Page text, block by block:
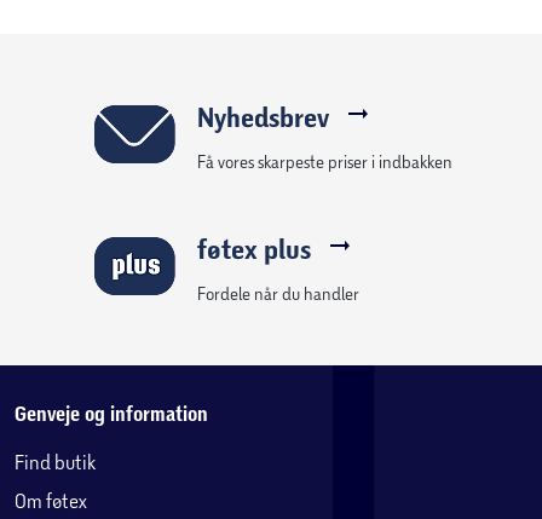
Nyhedsbrev
Få vores skarpeste priser i indbakken
føtex plus
Fordele når du handler
Genveje og information
Find butik
Om føtex